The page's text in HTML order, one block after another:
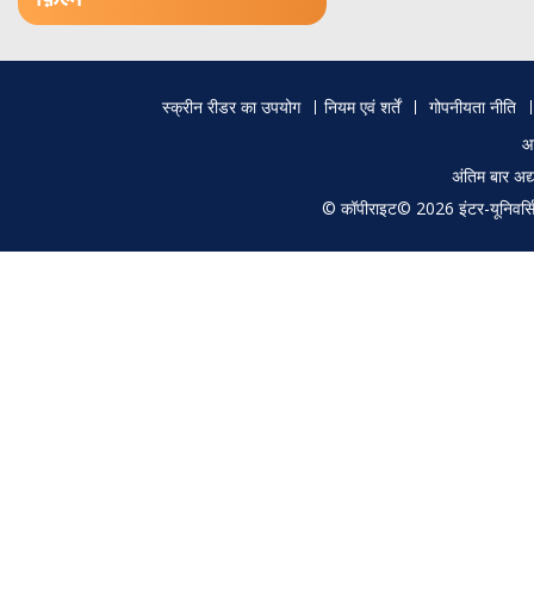
स्क्रीन रीडर का उपयोग नियम एवं शर्तें
गोपनीयता नीति
अंतिम बार
© कॉपीराइट© 2026 इंटर-